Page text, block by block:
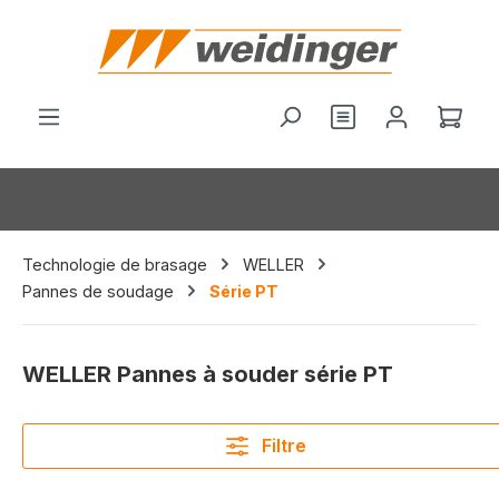
principal
Vous avez 0Le
Technologie de brasage
WELLER
Pannes de soudage
Série PT
WELLER Pannes à souder série PT
Filtre